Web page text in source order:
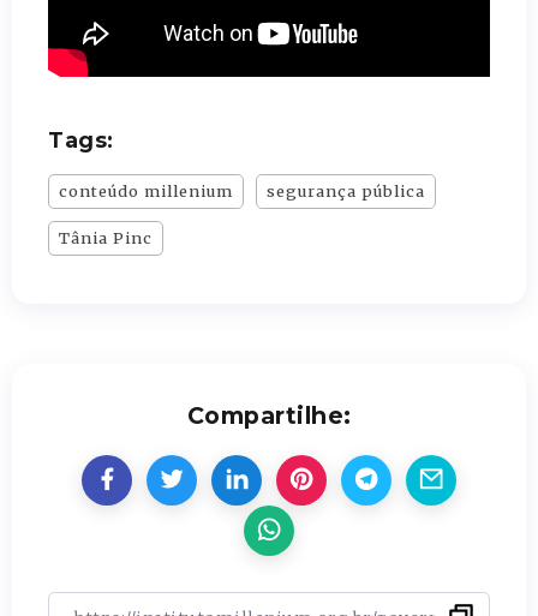
Tags:
conteúdo millenium segurança pública
Tânia Pinc
Compartilhe: